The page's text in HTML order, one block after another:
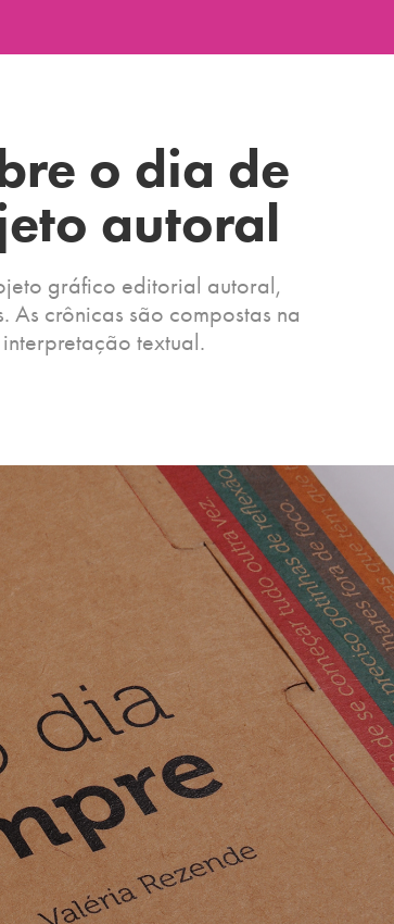
o dia de
autoral
gráfico editorial autoral,
crônicas são compostas na
textual.